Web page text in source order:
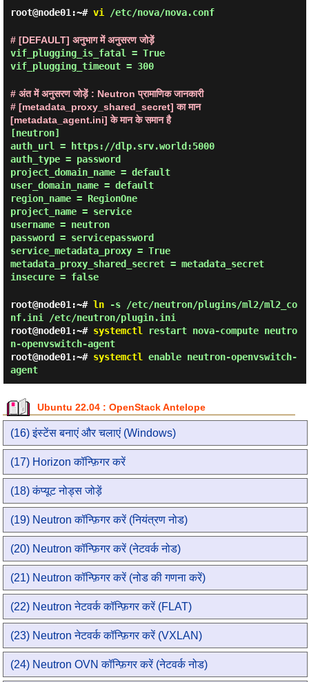
root@node01:~# vi /etc/nova/nova.conf
# [DEFAULT] अनुभाग में अनुसरण जोड़ें
vif_plugging_is_fatal = True
vif_plugging_timeout = 300
# अंत में अनुसरण जोड़ें : Neutron प्रामाणिक जानकारी
# [metadata_proxy_shared_secret] का मान
[metadata_agent.ini] के मान के समान है
[neutron]
auth_url = https://dlp.srv.world:5000
auth_type = password
project_domain_name = default
user_domain_name = default
region_name = RegionOne
project_name = service
username = neutron
password = servicepassword
service_metadata_proxy = True
metadata_proxy_shared_secret = metadata_secret
insecure = false
root@node01:~# ln-s /etc/neutron/plugins/ml2/ml2_co
nf.ini /etc/neutron/plugin.ini
root@node01:~# systemctl restart nova-compute neutro
n-openvswitch-agent
root@node01:~# systemctl enable neutron-openvswitch-
agent
Ubuntu 22.04 : OpenStack Antelope
(16) इंस्टेंस बनाएं और चलाएं (Windows)
(17) Horizon कॉन्फ़िगर करें
(18) कंप्यूट नोड्स जोड़ें
(19) Neutron कॉन्फ़िगर करें (नियंत्रण नोड)
(20) Neutron कॉन्फ़िगर करें (नेटवर्क नोड)
(21) Neutron कॉन्फ़िगर करें (नोड की गणना करें)
(22) Neutron नेटवर्क कॉन्फ़िगर करें (FLAT)
(23) Neutron नेटवर्क कॉन्फ़िगर करें (VXLAN)
(24) Neutron OVN कॉन्फ़िगर करें (नेटवर्क नोड)